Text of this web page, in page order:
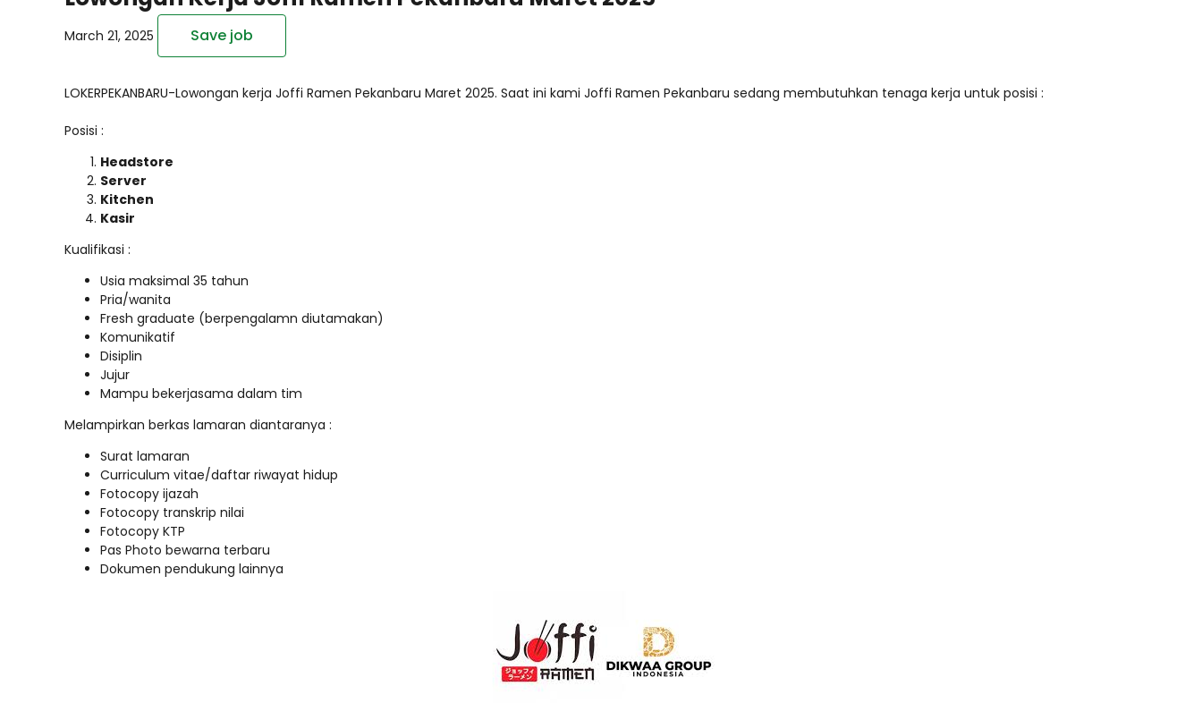
March 21, 2025 Save job
LOKERPEKANBARU-Lowongan kerja Joffi Ramen Pekanbaru Maret 2025. Saat ini kami Joffi Ramen Pekanbaru sedang membutuhkan tenaga kerja untuk posisi :
Posisi :
Headstore
Server
Kitchen
Kasir
Kualifikasi :
Usia maksimal 35 tahun
Pria/wanita
Fresh graduate (berpengalamn diutamakan)
Komunikatif
Disiplin
Jujur
Mampu bekerjasama dalam tim
Melampirkan berkas lamaran diantaranya :
Surat lamaran
Curriculum vitae/daftar riwayat hidup
Fotocopy ijazah
Fotocopy transkrip nilai
Fotocopy KTP
Pas Photo bewarna terbaru
Dokumen pendukung lainnya